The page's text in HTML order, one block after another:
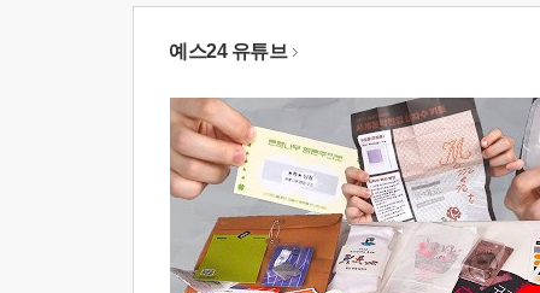
예스24 유튜브